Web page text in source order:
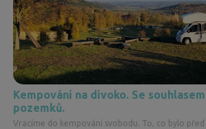
Kempování na divoko. Se
pozemků.
Vracíme do kempování svobodu. To, co bylo